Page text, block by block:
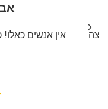
אין אנשים